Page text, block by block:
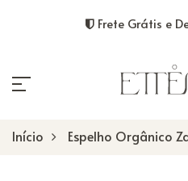
Frete Grátis e
Início Espelho Orgânico